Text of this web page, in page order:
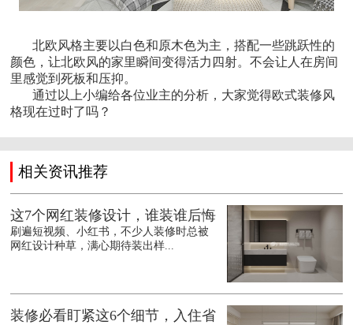
北欧风格主要以白色和原木色为主，搭配一些跳跃性的
颜色，让北欧风的家里瞬间变得活力四射。不会让人在房间
里感觉到死板和压抑。
通过以上小编给各位业主的分析，大家觉得欧式装修风
格现在过时了吗？
相关资讯推荐
这7个网红装修设计，谁装谁后悔
刷遍短视频、小红书，不少人装修时总被
网红设计种草，满心期待装出样...
装修必看盯紧这6个细节，入住省